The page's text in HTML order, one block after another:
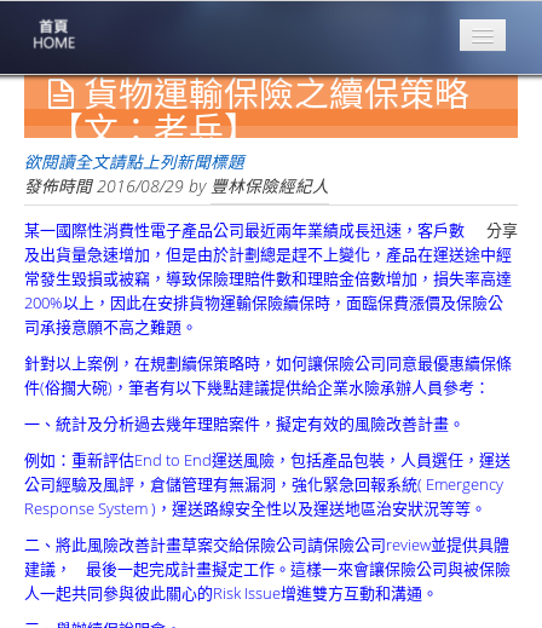
專業豐林
Professional
保險大家談
1386集
台灣商業保險
第一品牌
關於豐林
About
服務項目
Service
火災保額
估算系統
商品簡介
Product
貨物運輸保險之續保策略
【文：老兵】
欲閱讀全文請點上列新聞標題
發佈時間2016/08/29 by 豐林保險經紀人
分享
某一國際性消費性電子產品公司最近兩年業績成長迅速，客戶數
及出貨量急速增加，但是由於計劃總是趕不上變化，產品在運送途中經
常發生毀損或被竊，導致保險理賠件數和理賠金倍數增加，損失率高達
200%以上，因此在安排貨物運輸保險續保時，面臨保費漲價及保險公
司承接意願不高之難題。
針對以上案例，在規劃續保策略時，如何讓保險公司同意最優惠續保條
件(俗擱大碗)，筆者有以下幾點建議提供給企業水險承辦人員參考：
一、統計及分析過去幾年理賠案件，擬定有效的風險改善計畫。
例如：重新評估End to End運送風險，包括產品包裝，人員選任，運送
公司經驗及風評，倉儲管理有無漏洞，強化緊急回報系統( Emergency
Response System )，運送路線安全性以及運送地區治安狀況等等。
二、將此風險改善計畫草案交給保險公司請保險公司review並提供具體
建議， 最後一起完成計畫擬定工作。這樣一來會讓保險公司與被保險
人一起共同參與彼此關心的Risk Issue增進雙方互動和溝通。